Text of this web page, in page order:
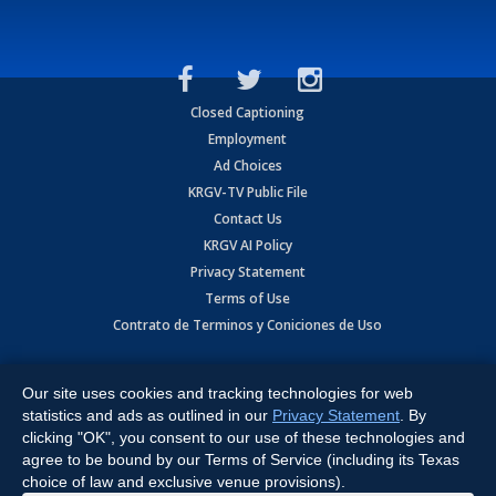
Closed Captioning
Employment
Ad Choices
KRGV-TV Public File
Contact Us
KRGV AI Policy
Privacy Statement
Terms of Use
Contrato de Terminos y Coniciones de Uso
Expressway, Weslaco, TX 78596.
All Rights Reserved. Powered by:Ruby Shore Software
Our site uses cookies and tracking technologies for web
statistics and ads as outlined in our Privacy Statement . By
clicking "OK", you consent to our use of these technologies and
agree to be bound by our Terms of Service (including its Texas
choice of law and exclusive venue provisions).